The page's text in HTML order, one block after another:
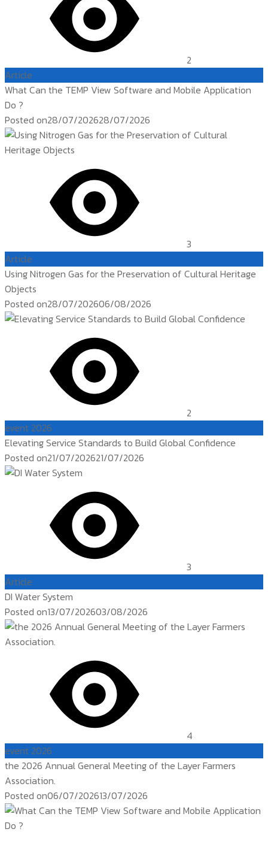
2
Article
What Can the TEMP View Software and Mobile Application
Do ?
Posted on28/07/202628/07/2026
3
Article
Using Nitrogen Gas for the Preservation of Cultural Heritage
Objects
Posted on28/07/202606/08/2026
2
event 2026
Elevating Service Standards to Build Global Confidence
Posted on21/07/202621/07/2026
3
Article
DI Water System
Posted on13/07/202603/08/2026
4
event 2026
the 2026 Annual General Meeting of the Layer Farmers
Association.
Posted on06/07/202613/07/2026